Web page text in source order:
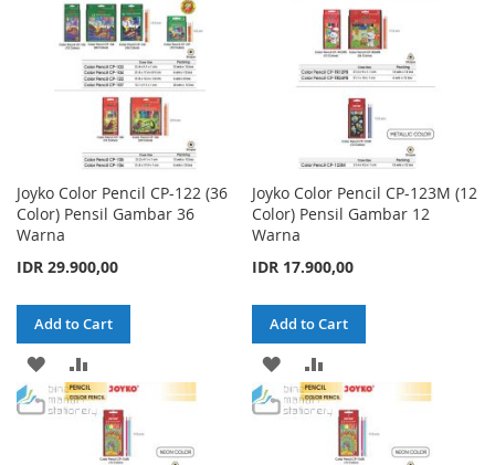
Joyko Color Pencil CP-122 (36
Color) Pensil Gambar 36
Warna
IDR 29.900,00
Add to Cart
ADD
TO
TO
COMPARE
Joyko Color Pencil CP-123M (12
Color) Pensil Gambar 12
Warna
IDR 17.900,00
Add to Cart
ADD
TO
TO
COMPARE